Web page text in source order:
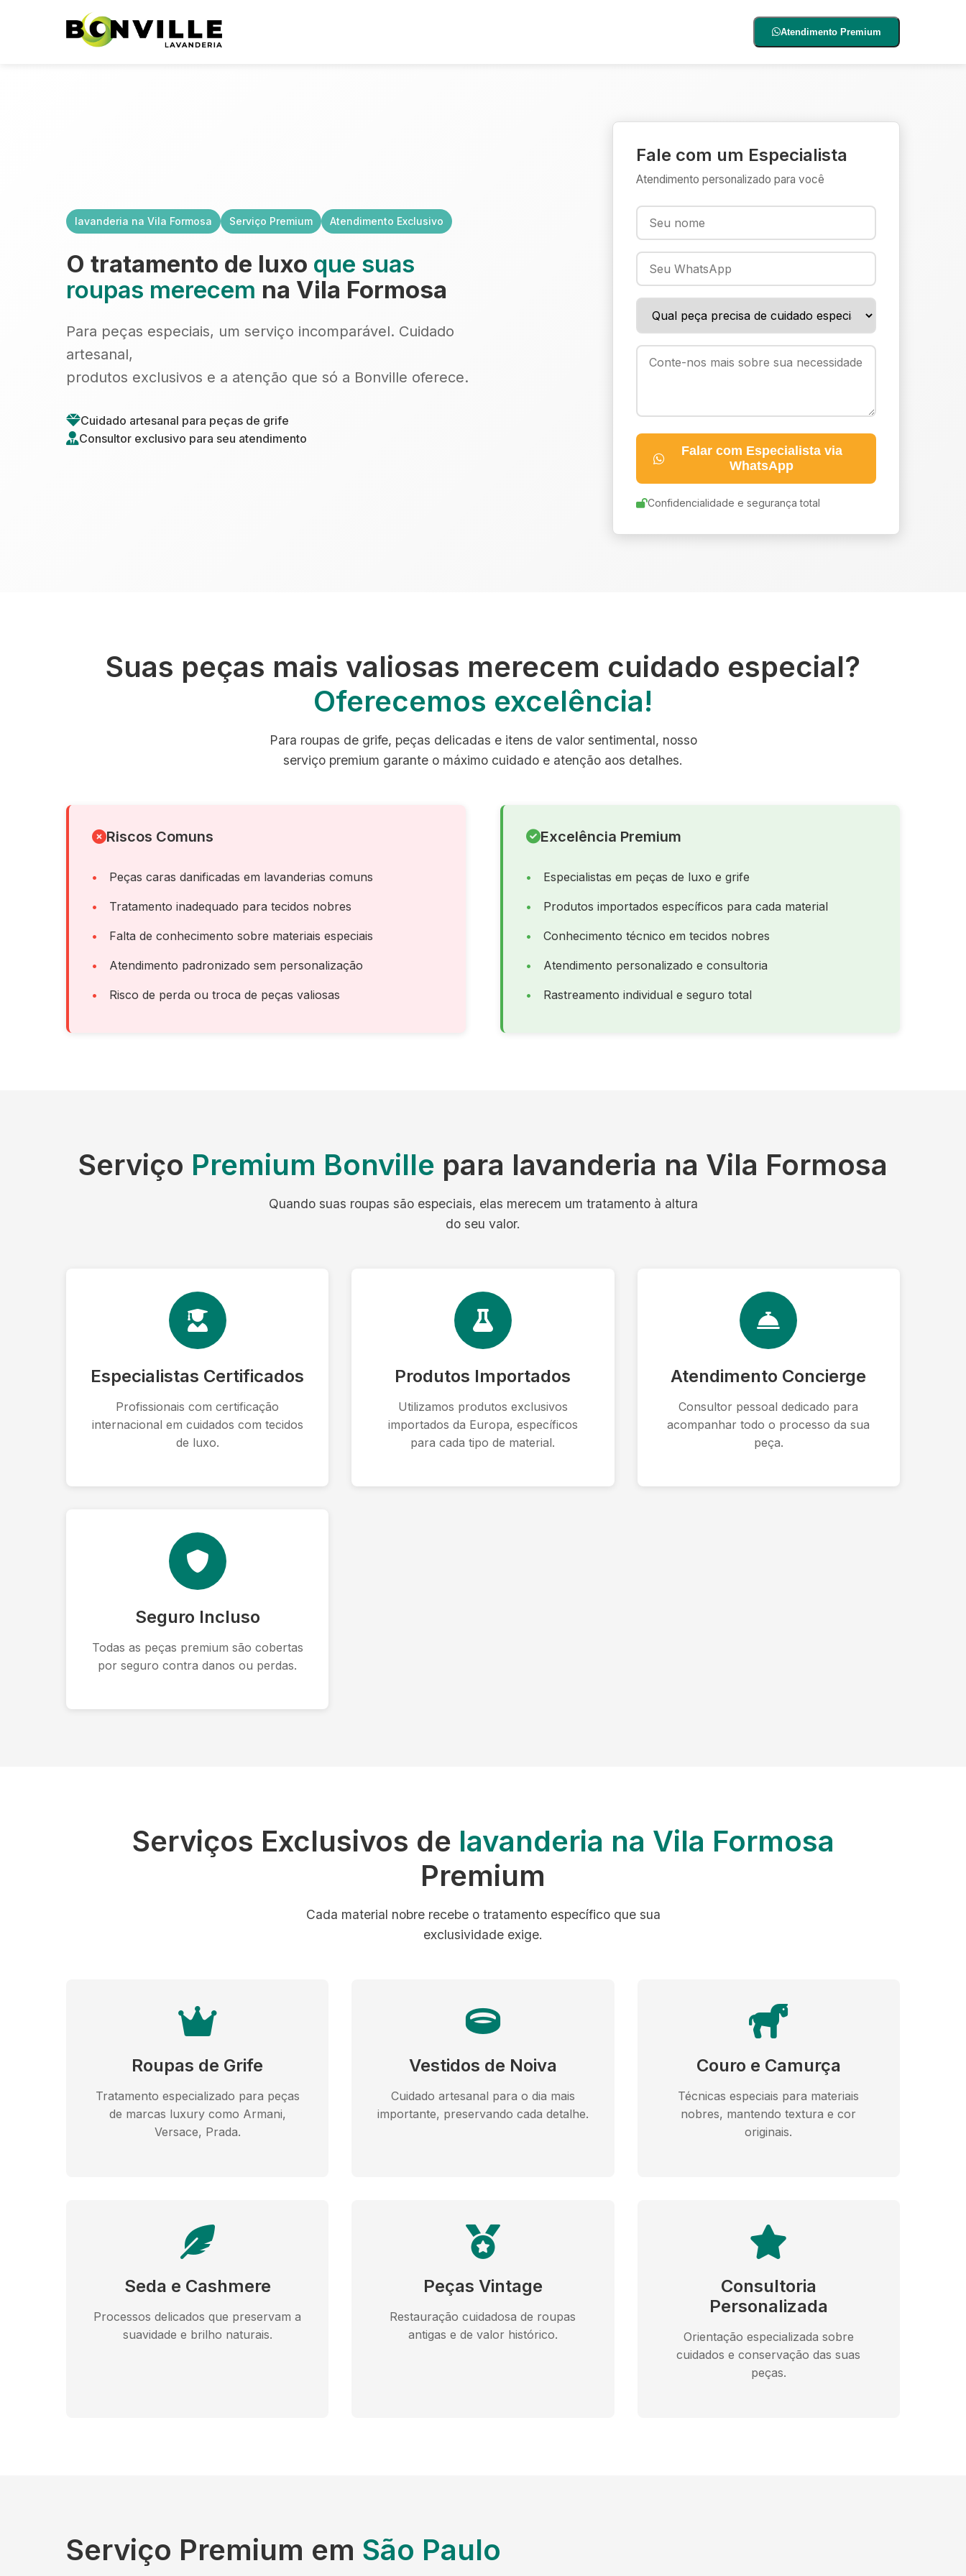
Atendimento Premium
lavanderia na Vila Formosa Serviço Premium Atendimento Exclusivo
O tratamento de luxo que suas
roupas merecem na Vila Formosa
Para peças especiais, um serviço incomparável. Cuidado
artesanal,
produtos exclusivos e a atenção que só a Bonville oferece.
Cuidado artesanal para peças de grife
Consultor exclusivo para seu atendimento
Fale com um Especialista
Atendimento personalizado para você
Falar com Especialista via
WhatsApp
Confidencialidade e segurança total
Suas peças mais valiosas merecem cuidado especial?
Oferecemos excelência!
Para roupas de grife, peças delicadas e itens de valor sentimental, nosso
serviço premium garante o máximo cuidado e atenção aos detalhes.
Riscos Comuns
Peças caras danificadas em lavanderias comuns
Tratamento inadequado para tecidos nobres
Falta de conhecimento sobre materiais especiais
Atendimento padronizado sem personalização
Risco de perda ou troca de peças valiosas
Excelência Premium
Especialistas em peças de luxo e grife
Produtos importados específicos para cada material
Conhecimento técnico em tecidos nobres
Atendimento personalizado e consultoria
Rastreamento individual e seguro total
Serviço Premium Bonville para lavanderia na Vila Formosa
Quando suas roupas são especiais, elas merecem um tratamento à altura
do seu valor.
Especialistas Certificados
Profissionais com certificação
internacional em cuidados com tecidos
de luxo.
Produtos Importados
Utilizamos produtos exclusivos
importados da Europa, específicos
para cada tipo de material.
Atendimento Concierge
Consultor pessoal dedicado para
acompanhar todo o processo da sua
peça.
Seguro Incluso
Todas as peças premium são cobertas
por seguro contra danos ou perdas.
Serviços Exclusivos de lavanderia na Vila Formosa
Premium
Cada material nobre recebe o tratamento específico que sua
exclusividade exige.
Roupas de Grife
Tratamento especializado para peças
de marcas luxury como Armani,
Versace, Prada.
Vestidos de Noiva
Cuidado artesanal para o dia mais
importante, preservando cada detalhe.
Couro e Camurça
Técnicas especiais para materiais
nobres, mantendo textura e cor
originais.
Seda e Cashmere
Processos delicados que preservam a
suavidade e brilho naturais.
Peças Vintage
Restauração cuidadosa de roupas
antigas e de valor histórico.
Consultoria
Personalizada
Orientação especializada sobre
cuidados e conservação das suas
peças.
Serviço Premium em São Paulo